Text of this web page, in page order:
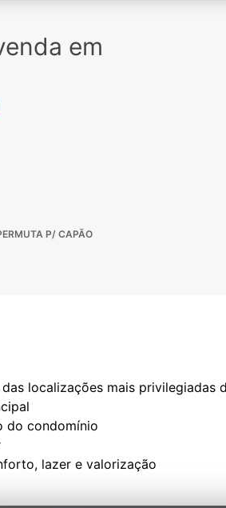
em
P/ CAPÃO
localizações mais privilegiadas
do condomínio